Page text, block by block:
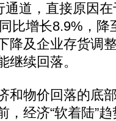
道，直接原因在
比增长8.9%，降
降及企业存货调
继续回落。
物价回落的底
，经济“软着陆”